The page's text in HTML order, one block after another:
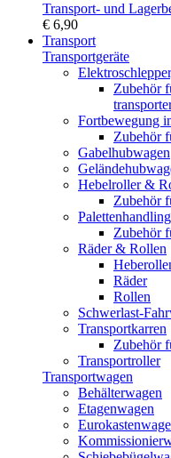
Transport- und
€ 6,90
Transport
Transportgeräte
Zubehör
Fortbewegung
Zubehör
Gabelhubwagen
Hebelroller &
Zubehör
Palettenhandling
Zubehör
Räder & Rollen
Räder
Rollen
Schwerlast-
Transportkarren
Zubehör
Transportroller
Transportwagen
Behälterwagen
Etagenwagen